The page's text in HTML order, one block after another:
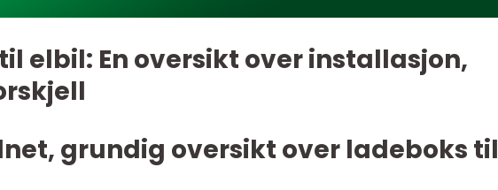
elbil: En oversikt over installasjon,
grundig oversikt over ladeboks til